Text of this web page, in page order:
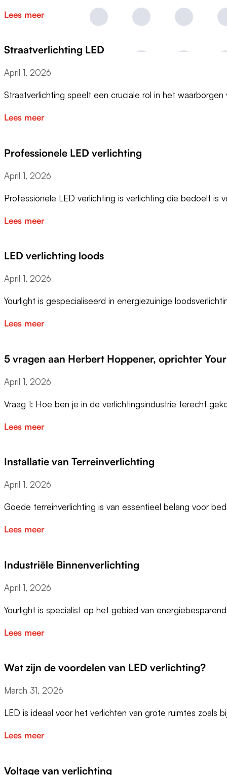
Lees meer
Straatverlichting LED
April 1, 2026
Straatverlichting speelt een cruciale rol in het
Lees meer
Professionele LED verlichting
April 1, 2026
Professionele LED verlichting is verlichting die bedoelt is
Lees meer
LED verlichting loods
April 1, 2026
Yourlight is gespecialiseerd in energiezuinige
Lees meer
5 vragen aan Herbert Hoppener, oprichter
April 1, 2026
Vraag 1: Hoe ben je in de verlichtingsindustrie terecht
Lees meer
Installatie van Terreinverlichting
April 1, 2026
Goede terreinverlichting is van essentieel belang voor
Lees meer
Industriële Binnenverlichting
April 1, 2026
Yourlight is specialist op het gebied van
Lees meer
Wat zijn de voordelen van LED verlichting?
March 31, 2026
LED is ideaal voor het verlichten van grote ruimtes zoals
Lees meer
Voltage van verlichting